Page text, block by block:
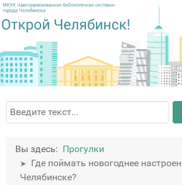
Поиск
Вы здесь: Прогулки
Где поймать новогоднее
Челябинске?